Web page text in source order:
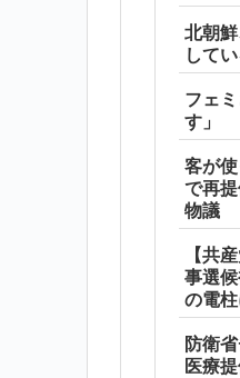
北朝
して
フェ
す」
客が
で再
物議
【共
事選
の電
防衛
医療